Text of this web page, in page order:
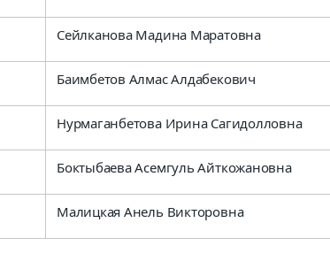
Сейлканова Мадина Маратовна
Баимбетов Алмас Алдабекович
Нурмаганбетова Ирина Сагидолловна
Боктыбаева Асемгуль Айткожановна
Малицкая Анель Викторовна